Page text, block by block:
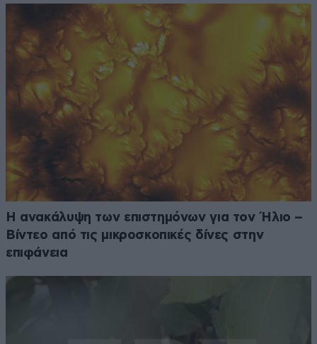
Η ανακάλυψη των επιστημόνων για τον Ήλιο –
Βίντεο από τις μικροσκοπικές δίνες στην
επιφάνεια